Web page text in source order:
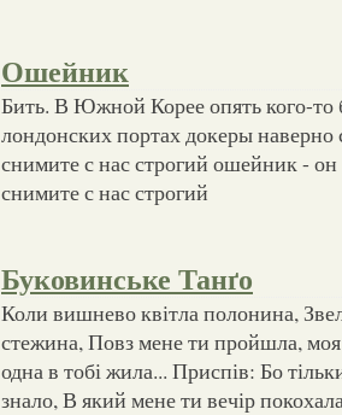
Ошейник
Бить. В Южной Корее опять кого-то
лондонских портах докеры наверно
снимите с нас строгий ошейник -
снимите с нас строгий
Буковинське Танґо
Коли вишнево квітла полонина,
стежина, Повз мене ти пройшла, моя
одна в тобі жила... Приспів: Бо
знало, В який мене ти вечір